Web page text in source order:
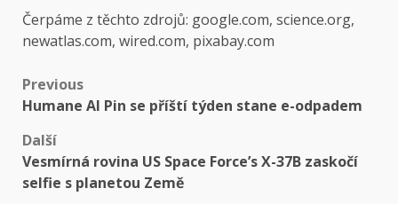
Čerpáme z těchto zdrojů: google.com, science.org,
newatlas.com, wired.com, pixabay.com
Post
Previous
Humane AI Pin se příští týden stane e-odpadem
Další
Vesmírná rovina US Space Force’s X-37B zaskočí
selfie s planetou Země